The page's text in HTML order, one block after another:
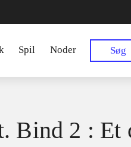
Spil Noder Søg
Bind 2 : Et